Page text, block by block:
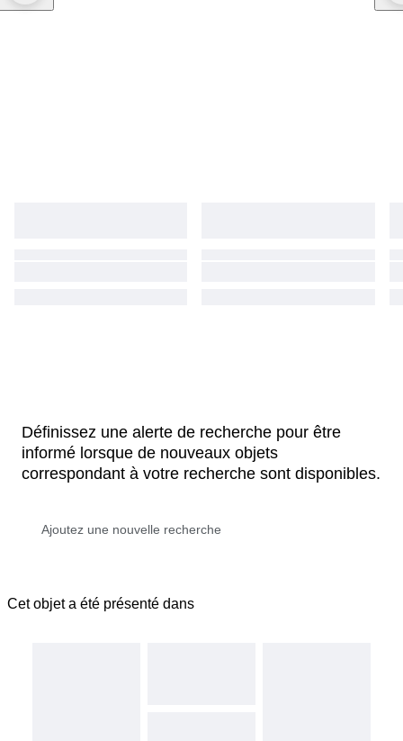
Définissez une alerte de recherche pour être
informé lorsque de nouveaux objets
correspondant à votre recherche sont disponibles.
Cet objet a été présenté dans